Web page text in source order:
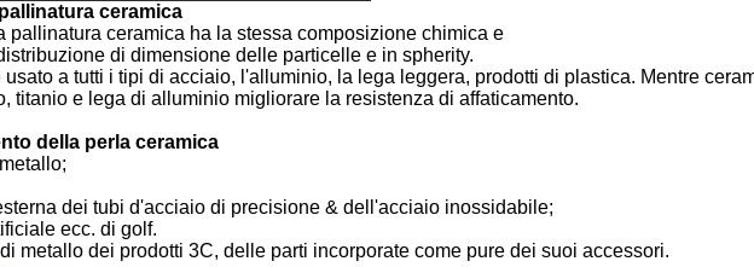
ceramica
pallinatura ceramica ha la stessa composizione chimica e
di dimensione delle particelle e in spherity.
a tutti i tipi di acciaio, l'alluminio, la lega leggera, prodotti di plastica. Mentre
titanio e lega di alluminio migliorare la resistenza di affaticamento.
della perla ceramica
dei tubi d'acciaio di precisione & dell'acciaio inossidabile;
ecc. di golf.
metallo dei prodotti 3C, delle parti incorporate come pure dei suoi accessori.